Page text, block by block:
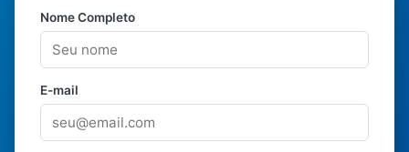
Nome Completo
E-mail